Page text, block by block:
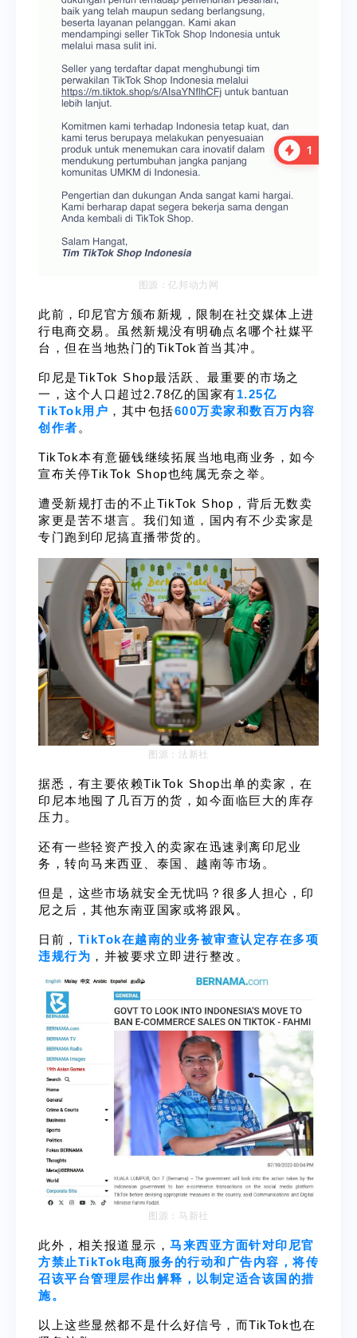
图源：亿邦动力网
此前，印尼官方颁布新规，限制在社交媒体上进
行电商交易。虽然新规没有明确点名哪个社媒平
台，但在当地热门的TikTok首当其冲。
印尼是TikTok Shop最活跃、最重要的市场之
一，这个人口超过2.78亿的国家有1.25亿
TikTok用户 ，其中包括600万卖家和数百万内容
创作者。
TikTok本有意砸钱继续拓展当地电商业务，如今
宣布关停TikTok Shop也纯属无奈之举。
遭受新规打击的不止TikTok Shop，背后无数卖
家更是苦不堪言。我们知道，国内有不少卖家是
专门跑到印尼搞直播带货的。
图源：法新社
据悉，有主要依赖TikTok Shop出单的卖家，在
印尼本地囤了几百万的货，如今面临巨大的库存
压力。
还有一些轻资产投入的卖家在迅速剥离印尼业
务，转向马来西亚、泰国、越南等市场。
但是，这些市场就安全无忧吗？很多人担心，印
尼之后，其他东南亚国家或将跟风。
日前， TikTok在越南的业务被审查认定存在多项
违规行为 ，并被要求立即进行整改。
图源：马新社
此外，相关报道显示， 马来西亚方面针对印尼官
方禁止TikTok电商服务的行动和广告内容，将传
召该平台管理层作出解释，以制定适合该国的措
施。
以上这些显然都不是什么好信号，而TikTok也在